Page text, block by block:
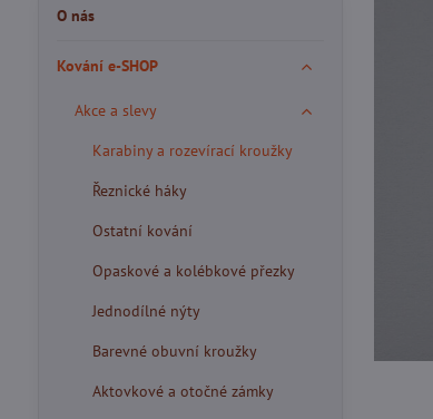
O nás
Kování e-SHOP
Akce a slevy
Karabiny a rozevírací kroužky
Řeznické háky
Ostatní kování
Opaskové a kolébkové přezky
Jednodílné nýty
Barevné obuvní kroužky
Aktovkové a otočné zámky